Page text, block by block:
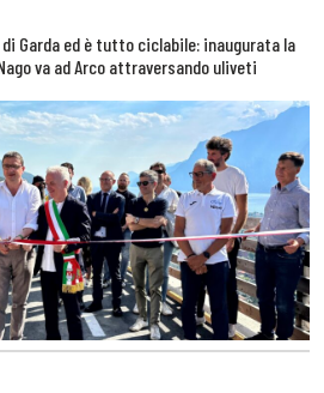
di Garda ed è tutto ciclabile: inaugurata la
va ad Arco attraversando uliveti